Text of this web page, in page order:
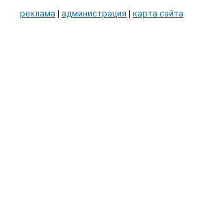
реклама | администрация | карта сайта